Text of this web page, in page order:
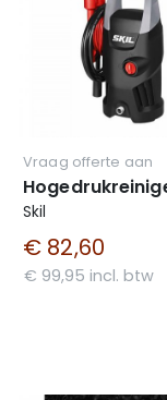
Vraag offerte aan
Skil
€ 82,60
€ 99,95 incl. btw